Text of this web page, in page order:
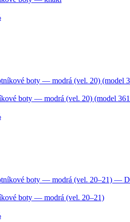
boty — modrá (vel. 20) (model
boty — modrá (vel. 20–21)